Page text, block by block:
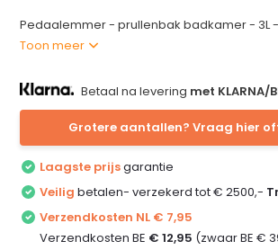
Pedaalemmer - prullenbak badkamer - 3L
Toon meer
Betaal na levering met KLARNA/
Grotere aantallen? Vraag hier
Laagste prijsgarantie
Veilig betalen- verzekerd tot € 2500,-
Verzendkosten NL € 7,95
Verzendkosten BE € 12,95 (zwaar BE €